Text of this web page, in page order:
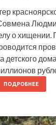
о хищении.
детского
ПОДРОБНЕЕ